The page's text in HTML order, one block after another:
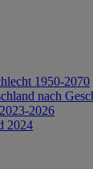
1950-2070
nach
2026
2024